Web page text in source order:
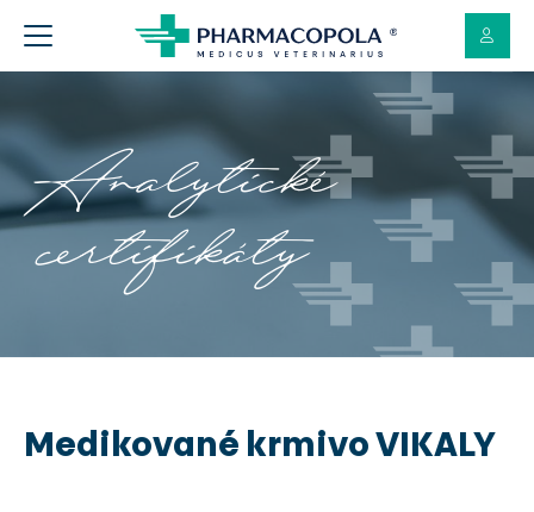
Analytické
certifikáty
Medikované krmivo VIKALY